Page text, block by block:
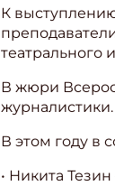
К
театрального
В жюри
журналистики.
В этом году в
• Никита